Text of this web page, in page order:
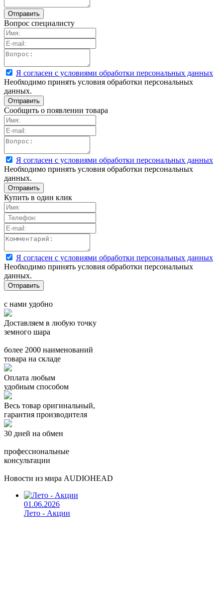
Вопрос специалисту
Я согласен с условиями обработки персональных данных
Необходимо принять условия обработки персональных
данных.
Сообщить о появлении товара
Я согласен с условиями обработки персональных данных
Необходимо принять условия обработки персональных
данных.
Купить в один клик
Я согласен с условиями обработки персональных данных
Необходимо принять условия обработки персональных
данных.
с нами удобно
Доставляем в любую точку
земного шара
более 2000 наименований
товара на складе
Оплата любым
удобным способом
Весь товар оригинальный,
гарантия производителя
30 дней на обмен
профессиональные
консультации
Новости из мира AUDIOHEAD
01.06.2026
Лето - Акции